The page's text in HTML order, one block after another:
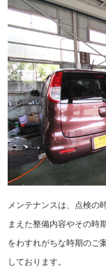
メンテナンスは、点検の
まえた整備内容やその時
をわすれがちな時期のご
しております。